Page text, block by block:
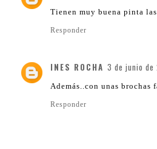
Tienen muy buena pinta
Responder
INES ROCHA 3 de junio
Además..con unas brochas
Responder